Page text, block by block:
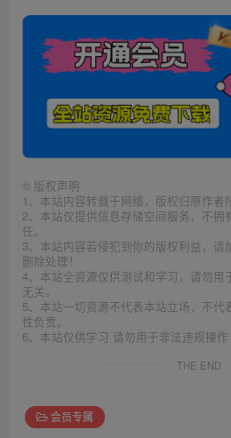
© 版权声明
1、本站内容转载于网络，版权归原作者
2、本站仅提供信息存储空间服务，不拥
任。
3、本站内容若侵犯到你的版权利益，请
删除处理！
4、本站全资源仅供测试和学习，请勿用
无关。
5、本站一切资源不代表本站立场，不代
性负责。
6、本站仅供学习 请勿用于非法违规操
THE END
会员专属